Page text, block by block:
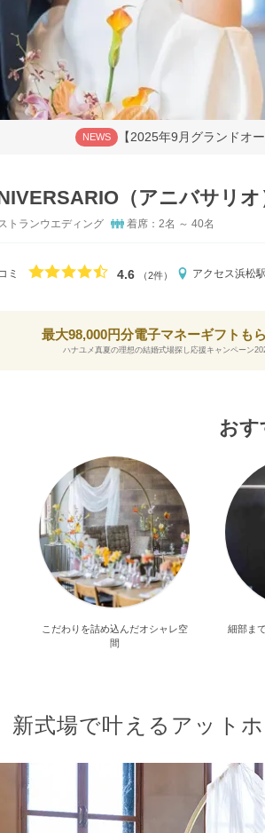
NEWS 【2025年9月グランドオー
（アニバサリオ
トランウエディング 着席：2名 ～ 40名
ミ 口コミ評価
4.6 （2件） アクセス浜松駅
最大98,000円分電子マネーギフトも
ハナユメ真夏の理想の結婚式場探し応援キャンペーン
おす
こだわりを詰め込んだオシャレ空
間
細部ま
新式場で叶えるアット